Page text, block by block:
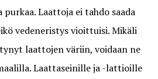
Laattoja ei tahdo saada
vedeneristys vioittuisi. Mikäli
laattojen väriin, voidaan ne
Laattaseinille ja -lattioille